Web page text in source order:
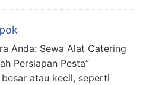
Anda: Sewa Alat Catering
Persiapan Pesta”
atau kecil, seperti